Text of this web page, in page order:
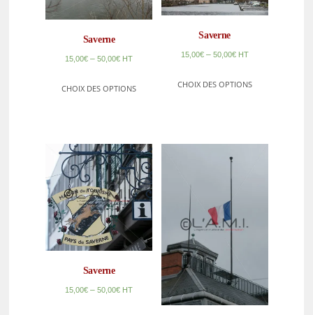
Saverne
15,00€ –50,00€ HT
CHOIX DES OPTIONS
Saverne
15,00€– 50,00€ HT
CHOIX DES OPTIONS
Saverne
15,00€ –50,00€ HT